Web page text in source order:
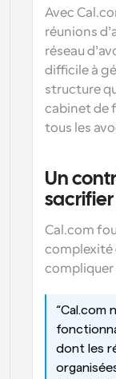
Avec
réunions
réseau
difficile à
structure
cabinet de
tous les
Un
Cal.com
complexité
“Cal.com
dont les